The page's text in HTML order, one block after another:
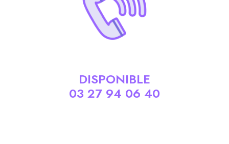
DISPONIBLE
03 27 94 06 40